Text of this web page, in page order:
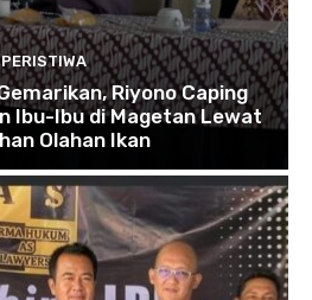
PERISTIWA
Riyono Caping
Ibu-Ibu di Magetan Lewat
Olahan Ikan